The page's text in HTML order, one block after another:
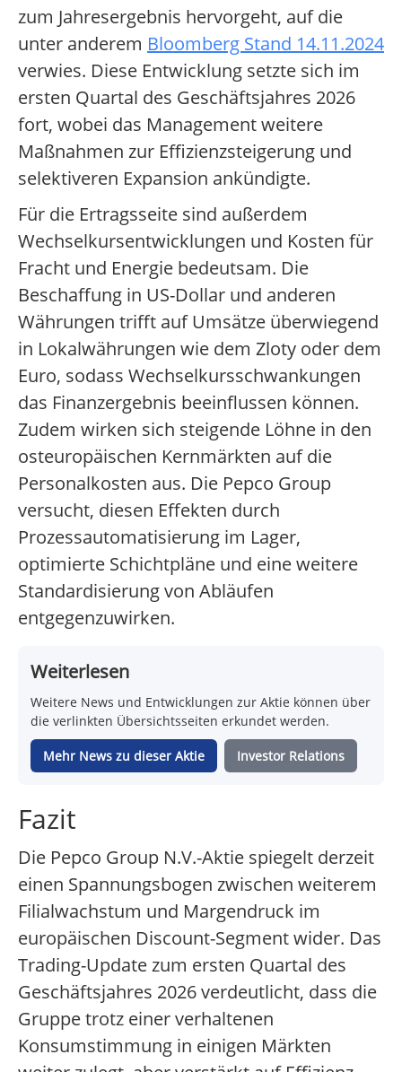
zum Jahresergebnis hervorgeht, auf die
unter anderem Bloomberg Stand 14.11.2024
verwies. Diese Entwicklung setzte sich im
ersten Quartal des Geschäftsjahres 2026
fort, wobei das Management weitere
Maßnahmen zur Effizienzsteigerung und
selektiveren Expansion ankündigte.
Für die Ertragsseite sind außerdem
Wechselkursentwicklungen und Kosten für
Fracht und Energie bedeutsam. Die
Beschaffung in US-Dollar und anderen
Währungen trifft auf Umsätze überwiegend
in Lokalwährungen wie dem Zloty oder dem
Euro, sodass Wechselkursschwankungen
das Finanzergebnis beeinflussen können.
Zudem wirken sich steigende Löhne in den
osteuropäischen Kernmärkten auf die
Personalkosten aus. Die Pepco Group
versucht, diesen Effekten durch
Prozessautomatisierung im Lager,
optimierte Schichtpläne und eine weitere
Standardisierung von Abläufen
entgegenzuwirken.
Weiterlesen
Weitere News und Entwicklungen zur Aktie können über
die verlinkten Übersichtsseiten erkundet werden.
Mehr News zu dieser Aktie Investor Relations
Fazit
Die Pepco Group N.V.-Aktie spiegelt derzeit
einen Spannungsbogen zwischen weiterem
Filialwachstum und Margendruck im
europäischen Discount-Segment wider. Das
Trading-Update zum ersten Quartal des
Geschäftsjahres 2026 verdeutlicht, dass die
Gruppe trotz einer verhaltenen
Konsumstimmung in einigen Märkten